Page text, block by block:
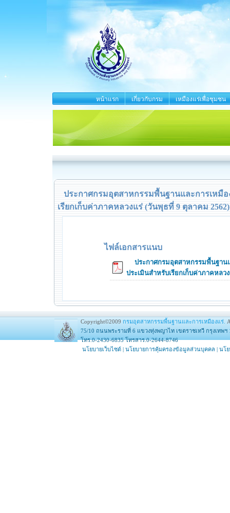
หน้าแรก เกี่ยวกับกรม เหมืองแร่เพื่อชุมชน
ประกาศกรมอุตสาหกรรมพื้นฐานและการเหมื
เรียกเก็บค่าภาคหลวงแร่ (วันพุธที่ 9 ตุลาคม 2562)
ไฟล์เอกสารแนบ
ประกาศกรมอุตสาหกรรมพื้นฐาน
ประเมินสำหรับเรียกเก็บค่าภาคหลว
Copyright©2009 กรมอุตสาหกรรมพื้นฐานและการเหมืองแร่.
75/10 ถนนพระรามที่ 6 แขวงทุ่งพญาไท เขตราชเทวี กรุงเทพฯ
โทร.0-2430-6835 โทรสาร.0-2644-8746
นโยบายเว็บไซต์ | นโยบายการคุ้มครองข้อมูลส่วนบุคคล | นโ